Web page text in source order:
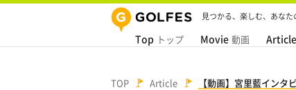
見つかる、楽しむ、あなた
Top トップ Movie 動画 Article
TOP Article 【動画】宮里藍イン